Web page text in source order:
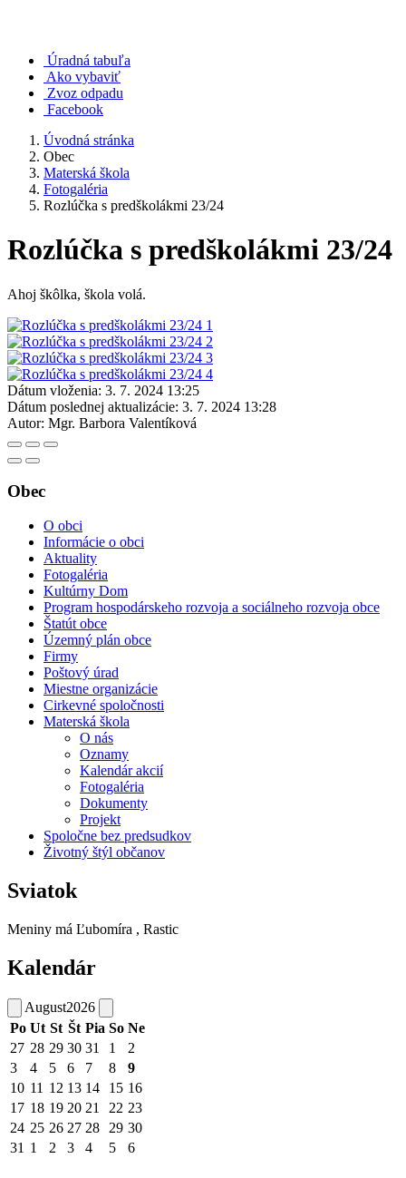
Úradná tabuľa
Ako vybaviť
Zvoz odpadu
Facebook
Úvodná stránka
Obec
Materská škola
Fotogaléria
Rozlúčka s predškolákmi 23/24
Rozlúčka s predškolákmi 23/24
Ahoj škôlka, škola volá.
Dátum vloženia: 3. 7. 2024 13:25
Dátum poslednej aktualizácie: 3. 7. 2024 13:28
Autor: Mgr. Barbora Valentíková
Obec
O obci
Informácie o obci
Aktuality
Fotogaléria
Kultúrny Dom
Program hospodárskeho rozvoja a sociálneho rozvoja obce
Štatút obce
Územný plán obce
Firmy
Poštový úrad
Miestne organizácie
Cirkevné spoločnosti
Materská škola
O nás
Oznamy
Kalendár akcií
Fotogaléria
Dokumenty
Projekt
Spoločne bez predsudkov
Životný štýl občanov
Sviatok
Meniny má Ľubomíra , Rastic
Kalendár
August2026
Po Ut St Št Pia So Ne
27 28 29 30 31 1
2
3
4 5 6 7 8
9
10 11 12 13 14 15 16
17 18 19 20 21 22 23
24 25 26 27 28 29 30
31 1 2 3 4 5 6